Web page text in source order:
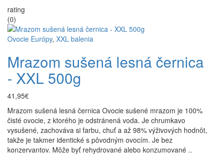
rating
(0)
Ovocie Európy, XXL balenia
Mrazom sušená lesná černica
- XXL 500g
41,95€
Mrazom sušená lesná černica Ovocie sušené mrazom je 100%
čisté ovocie, z ktorého je odstránená voda. Je chrumkavo
vysušené, zachováva si farbu, chuť a až 98% výživových hodnôt,
takže je takmer identické s pôvodným ovocím. Je bez
konzervantov. Môže byť rehydrované alebo konzumované ..